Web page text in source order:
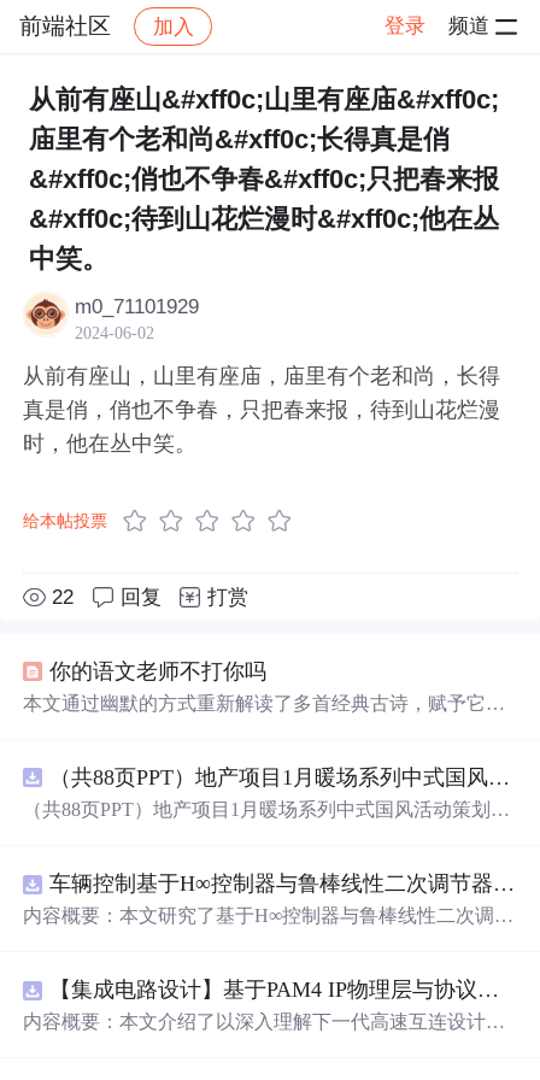
前端社区 加入 登录 频道
社区 前端社区 感慨 帖子详情
从前有座山&#xff0c;山里有座庙&#xff0c;
庙里有个老和尚&#xff0c;长得真是俏
&#xff0c;俏也不争春&#xff0c;只把春来报
&#xff0c;待到山花烂漫时&#xff0c;他在丛
中笑。​
m0_71101929
2024-06-02
从前有座山，山里有座庙，庙里有个老和尚，长得
真是俏，俏也不争春，只把春来报，待到山花烂漫
时，他在丛中笑。​
给本帖投票
22 回复 打赏
你的语文老师不打你吗
本文通过幽默的方式重新解读了多首经典古诗，赋予它们
（共88页PPT）地产项目1月暖场系列中式国风活动策划方案.pptx
（共88页PPT）地产项目1月暖场系列中式国风活动策划方
车辆控制基于H∞控制器与鲁棒线性二次调节器RLQR的铰接式重型车辆的稳健路径跟踪控制研究（Matlab代码实现）
内容概要：本文研究了基于H∞控制器与鲁棒线性二次调节
工况下路径跟踪精度低、稳定性差的问题，提出结合H∞控
制与RLQR的复合控制策略，以提升系统对参数不确定
【集成电路设计】基于PAM4 IP物理层与协议兼容性验证：5nm工艺下高速互连系统电气合规测试平台
内容概要：本文介绍了以深入理解下一代高速互连设计的